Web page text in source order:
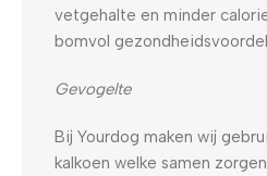
vetgehalte en minder
bomvol
Gevogelte
Bij Yourdog maken wij
kalkoen welke samen